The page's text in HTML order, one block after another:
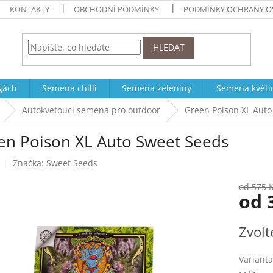
KONTAKTY OBCHODNÍ PODMÍNKY PODMÍNKY OCHRANY
HLEDAT
Semena chilli Semena zeleniny Semena
Autokvetoucí semena pro outdoor Green Poison XL
Poison XL Auto Sweet Seeds
Značka: Sweet Seeds
od 575
od
cena:
Varianta